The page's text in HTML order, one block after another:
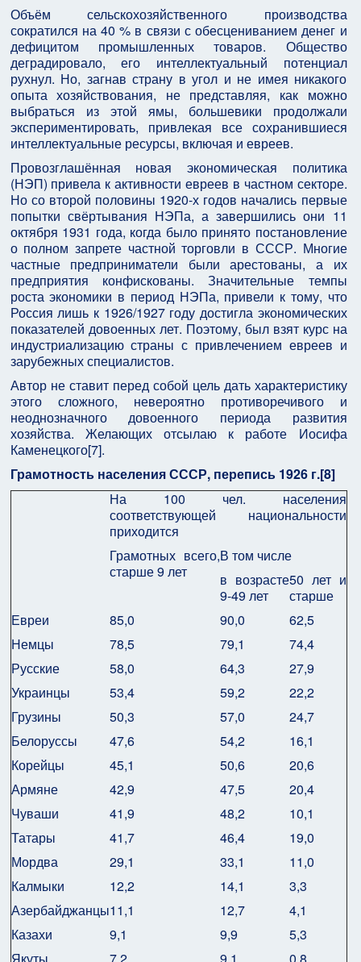
Объём сельскохозяйственного производства
сократился на 40 % в связи с обесцениванием денег и
дефицитом промышленных товаров. Общество
деградировало, его интеллектуальный потенциал
рухнул. Но, загнав страну в угол и не имея никакого
опыта хозяйствования, не представляя, как можно
выбраться из этой ямы, большевики продолжали
экспериментировать, привлекая все сохранившиеся
интеллектуальные ресурсы, включая и евреев.
Провозглашённая новая экономическая политика
(НЭП) привела к активности евреев в частном секторе.
Но со второй половины 1920-х годов начались первые
попытки свёртывания НЭПа, а завершились они 11
октября 1931 года, когда было принято постановление
о полном запрете частной торговли в СССР. Многие
частные предприниматели были арестованы, а их
предприятия конфискованы. Значительные темпы
роста экономики в период НЭПа, привели к тому, что
Россия лишь к 1926/1927 году достигла экономических
показателей довоенных лет. Поэтому, был взят курс на
индустриализацию страны с привлечением евреев и
зарубежных специалистов.
Автор не ставит перед собой цель дать характеристику
этого сложного, невероятно противоречивого и
неоднозначного довоенного периода развития
хозяйства. Желающих отсылаю к работе Иосифа
Каменецкого[7].
Грамотность населения СССР, перепись 1926 г.[8]
На 100 чел. населения
соответствующей национальности
приходится
Грамотных всего,
старше 9 лет
В том числе
в возрасте
9-49 лет
50 лет и
старше
Евреи
85,0 90,0
62,5
Немцы
78,5 79,1
74,4
Русские
58,0 64,3
27,9
Украинцы
53,4 59,2
22,2
Грузины
50,3 57,0
24,7
Белоруссы
47,6 54,2
16,1
Корейцы
45,1 50,6
20,6
Армяне
42,9 47,5
20,4
Чуваши
41,9 48,2
10,1
Татары
41,7 46,4
19,0
Мордва
29,1 33,1
11,0
Калмыки
12,2 14,1
3,3
Азербайджанцы11,1 12,7
4,1
Казахи
9,1 9,9
5,3